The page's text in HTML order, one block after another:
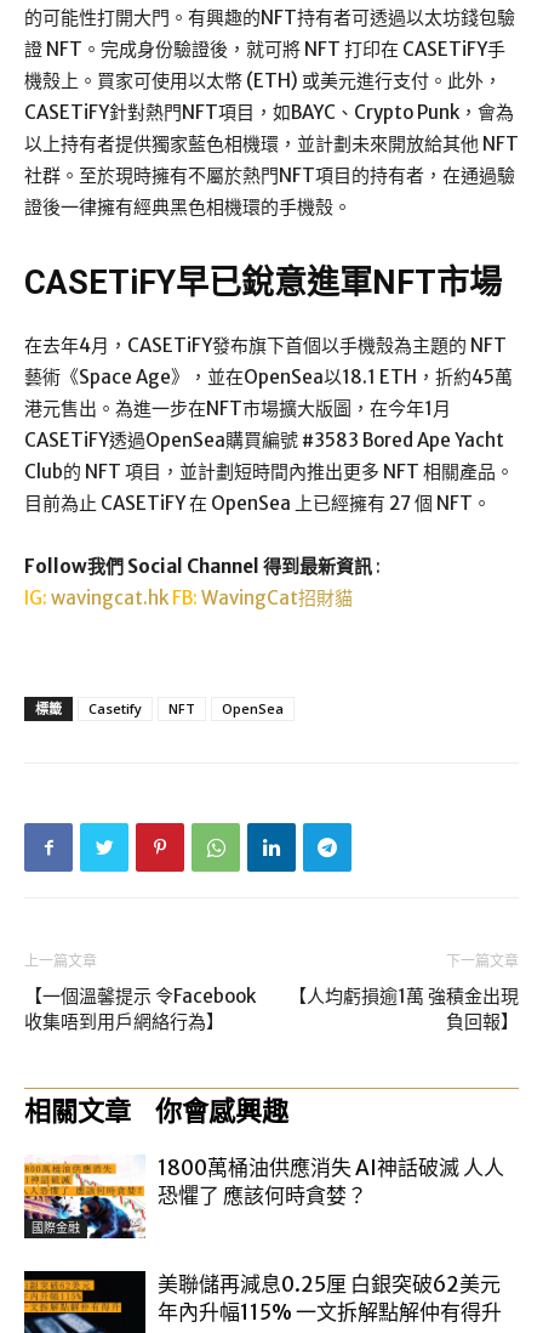
的可能性打開大門。有興趣的NFT持有者可透過以太坊錢包驗
證 NFT。完成身份驗證後，就可將 NFT 打印在 CASETiFY手
機殼上。買家可使用以太幣 (ETH) 或美元進行支付。此外，
CASETiFY針對熱門NFT項目，如BAYC、Crypto Punk，會為
以上持有者提供獨家藍色相機環，並計劃未來開放給其他 NFT
社群。至於現時擁有不屬於熱門NFT項目的持有者，在通過驗
證後一律擁有經典黑色相機環的手機殼。
CASETiFY早已銳意進軍NFT市場
在去年4月，CASETiFY發布旗下首個以手機殼為主題的 NFT
藝術《Space Age》，並在OpenSea以18.1 ETH，折約45萬
港元售出。為進一步在NFT市場擴大版圖，在今年1月
CASETiFY透過OpenSea購買編號 #3583 Bored Ape Yacht
Club的 NFT 項目，並計劃短時間內推出更多 NFT 相關產品。
目前為止 CASETiFY 在 OpenSea 上已經擁有 27 個 NFT。
Follow我們 Social Channel 得到最新資訊 :
IG: wavingcat.hk FB: WavingCat招財貓
標籤 Casetify NFT OpenSea
上一篇文章
【一個溫馨提示 令Facebook
收集唔到用戶網絡行為】
下一篇文章
【人均虧損逾1萬 強積金出現
負回報】
相關文章 你會感興趣
國際金融
1800萬桶油供應消失 AI神話破滅 人人
恐懼了 應該何時貪婪？
美聯儲再減息0.25厘 白銀突破62美元
年內升幅115% 一文拆解點解仲有得升